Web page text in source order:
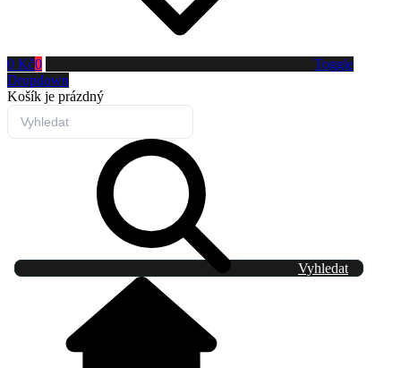
0 Kč0
Toggle
Dropdown
Košík je prázdný
Vyhledat